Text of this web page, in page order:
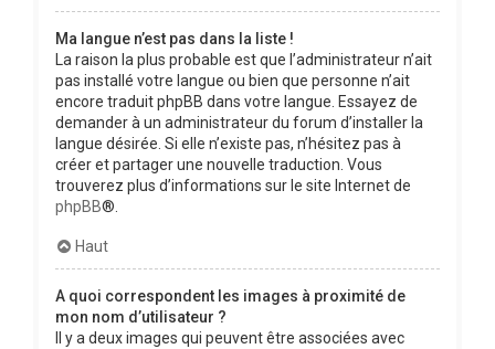
Ma langue n’est pas dans la liste !
La raison la plus probable est que l’administrateur n’ait
pas installé votre langue ou bien que personne n’ait
encore traduit phpBB dans votre langue. Essayez de
demander à un administrateur du forum d’installer la
langue désirée. Si elle n’existe pas, n’hésitez pas à
créer et partager une nouvelle traduction. Vous
trouverez plus d’informations sur le site Internet de
phpBB®.
Haut
A quoi correspondent les images à proximité de
mon nom d’utilisateur ?
Il y a deux images qui peuvent être associées avec